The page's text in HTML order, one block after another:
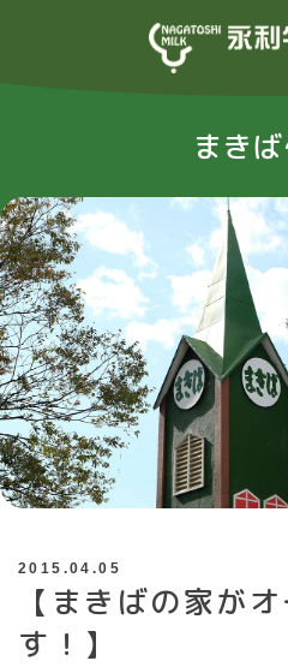
まき
2015.04.05
【まきばの家が
す！】